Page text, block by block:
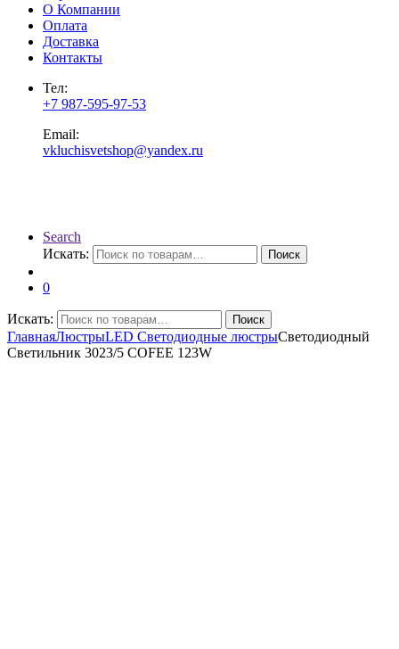
О Компании
Оплата
Доставка
Контакты
Тел:
+7 987-595-97-53
Email:
vkluchisvetshop@yandex.ru
Search
Искать:
Поиск
0
Искать: Поиск
ГлавнаяЛюстрыLED Светодиодные люстрыСветодиодный
Светильник 3023/5 COFEE 123W